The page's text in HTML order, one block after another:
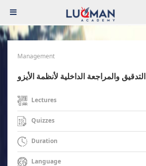
Management
التدقيق والمراجعة الداخلية لأنظمة الأيزو
Lectures
Quizzes
Duration
Language